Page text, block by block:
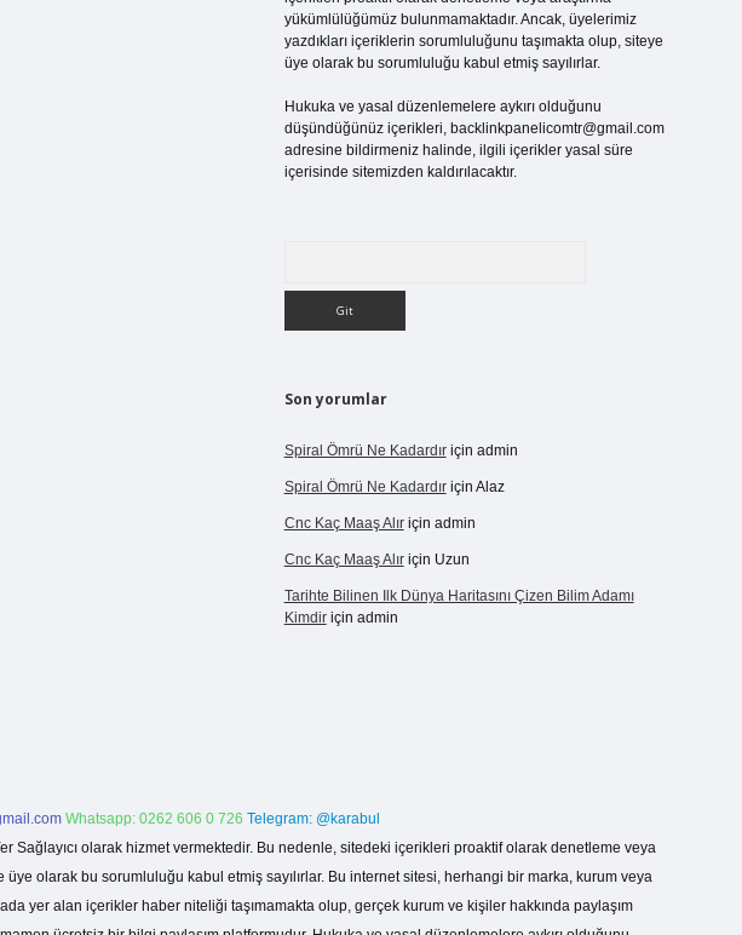
yükümlülüğümüz bulunmamaktadır. Ancak, üyelerimiz
yazdıkları içeriklerin sorumluluğunu taşımakta olup, siteye
üye olarak bu sorumluluğu kabul etmiş sayılırlar.
Hukuka ve yasal düzenlemelere aykırı olduğunu
düşündüğünüz içerikleri, backlinkpanelicomtr@gmail.com
adresine bildirmeniz halinde, ilgili içerikler yasal süre
içerisinde sitemizden kaldırılacaktır.
Son yorumlar
Spiral Ömrü Ne Kadardıriçin admin
Spiral Ömrü Ne Kadardıriçin Alaz
Cnc Kaç Maaş Alıriçin admin
Cnc Kaç Maaş Alıriçin Uzun
Tarihte Bilinen Ilk Dünya Haritasını Çizen Bilim Adamı
Kimdiriçin admin
Whatsapp: 0262 606 0 726 Telegram: @karabul
Sağlayıcı olarak hizmet vermektedir. Bu nedenle, sitedeki içerikleri proaktif olarak denetleme veya
olarak bu sorumluluğu kabul etmiş sayılırlar. Bu internet sitesi, herhangi bir marka, kurum veya
yer alan içerikler haber niteliği taşımamakta olup, gerçek kurum ve kişiler hakkında paylaşım